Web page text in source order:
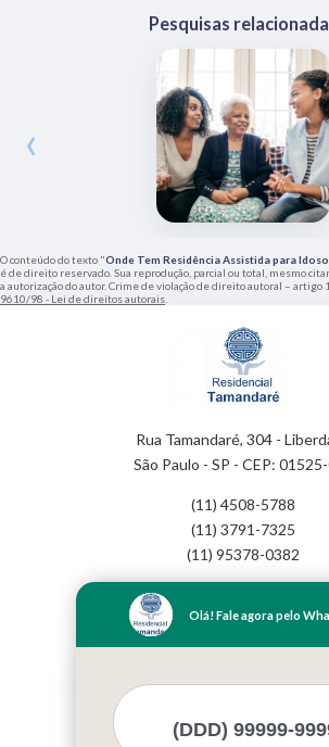
Pesquisas
‹
O conteúdo do texto "Onde Tem Residência Assistida para
é de direito reservado. Sua reprodução, parcial ou total, mesmo
a autorização do autor. Crime de violação de direito autoral – artigo
9610/98 - Lei de direitos autorais
Rua Tamandaré, 304 -
São Paulo - SP - CEP:
(11) 4508-5788
(11) 3791-7325
(11) 95378-0382
Empresa
Missão
Mapa do site
Olá! Fale agora pelo